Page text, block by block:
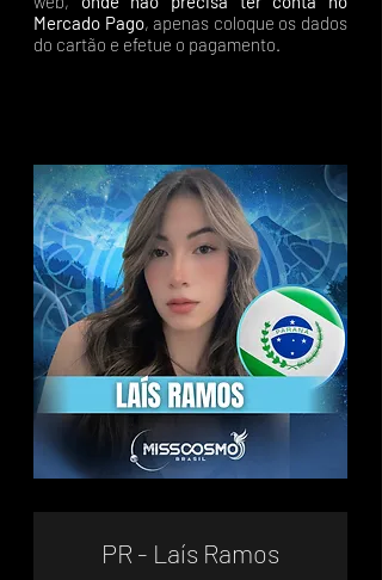
Mercado Pago, apenas coloque os dados
do cartão e efetue o pagamento.
PR - Laís Ramos